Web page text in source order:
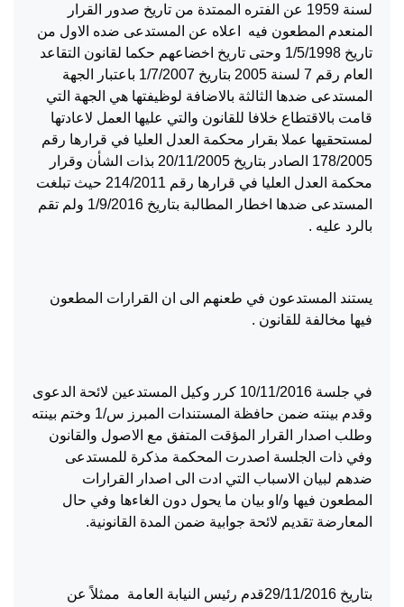
لسنة 1959 عن الفتره الممتدة من تاريخ صدور القرار
المنعدم المطعون فيه اعلاه عن المستدعى ضده الاول من
تاريخ 1/5/1998 وحتى تاريخ اخضاعهم حكما لقانون التقاعد
العام رقم 7 لسنة 2005 بتاريخ 1/7/2007 باعتبار الجهة
المستدعى ضدها الثالثة بالاضافة لوظيفتها هي الجهة التي
قامت بالاقتطاع خلافا للقانون والتي عليها العمل لاعادتها
لمستحقيها عملا بقرار محكمة العدل العليا في قرارها رقم
178/2005 الصادر بتاريخ 20/11/2005 بذات الشأن وقرار
محكمة العدل العليا في قرارها رقم 214/2011 حيث تبلغت
المستدعى ضدها اخطار المطالبة بتاريخ 1/9/2016 ولم تقم
بالرد عليه .
يستند المستدعون في طعنهم الى ان القرارات المطعون
فيها مخالفة للقانون .
في جلسة 10/11/2016 كرر وكيل المستدعين لائحة الدعوى
وقدم بينته ضمن حافظة المستندات المبرز س/1 وختم بينته
وطلب اصدار القرار المؤقت المتفق مع الاصول والقانون
وفي ذات الجلسة اصدرت المحكمة مذكرة للمستدعى
ضدهم لبيان الاسباب التي ادت الى اصدار القرارات
المطعون فيها و/او بيان ما يحول دون الغاءها وفي حال
المعارضة تقديم لائحة جوابية ضمن المدة القانونية.
بتاريخ 29/11/2016قدم رئيس النيابة العامة ممثلاً عن